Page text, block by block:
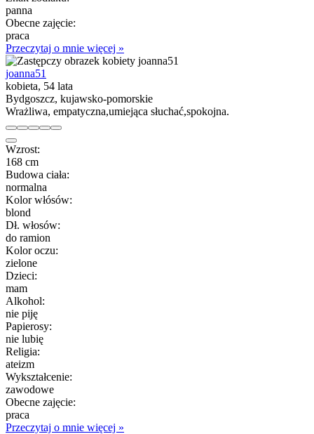
panna
Obecne zajęcie:
praca
Przeczytaj o mnie więcej »
joanna51
kobieta, 54 lata
Bydgoszcz, kujawsko-pomorskie
Wrażliwa, empatyczna,umiejąca słuchać,spokojna.
Wzrost:
168 cm
Budowa ciała:
normalna
Kolor włósów:
blond
Dł. włosów:
do ramion
Kolor oczu:
zielone
Dzieci:
mam
Alkohol:
nie piję
Papierosy:
nie lubię
Religia:
ateizm
Wykształcenie:
zawodowe
Obecne zajęcie:
praca
Przeczytaj o mnie więcej »